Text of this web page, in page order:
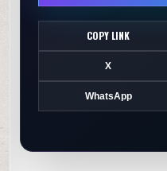
COPY LINK
X
WhatsApp